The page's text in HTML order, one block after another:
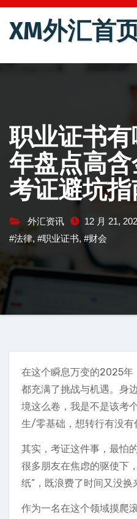
跳
XM外汇首
职业证书
年盘点高
考证避坑
外汇资讯 12 月 21,
#法律, #职业证书, #财会
在这个瞬息万变的2025年
都充满了挑战与机遇。身
境这么卷，我是不是该考
生/零基础，想转行有没有
其实，考证这件事，最怕的
很多朋友在焦虑的驱使下
纸”，既浪费了时间又没换
作为一名在这个领域摸爬